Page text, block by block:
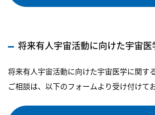
将来有人宇宙活動に向けた宇宙医
将来有人宇宙活動に向けた宇宙医学に関す
ご相談は、以下のフォームより受け付けてお